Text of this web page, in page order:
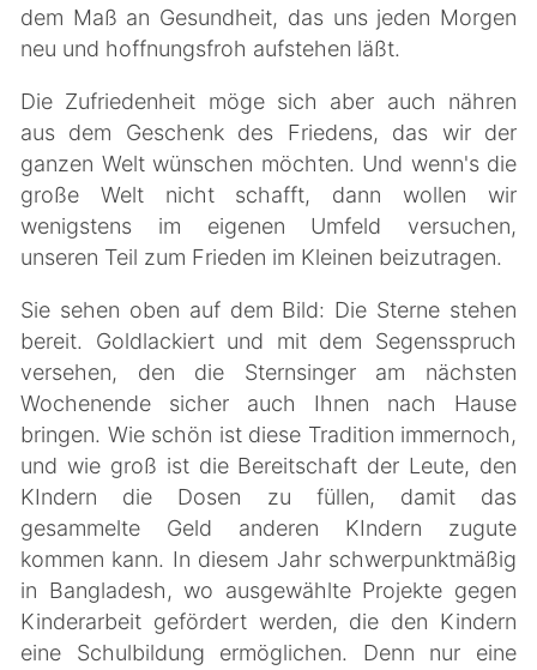
dem Maß an Gesundheit, das uns jeden Morgen
neu und hoffnungsfroh aufstehen läßt.
Die Zufriedenheit möge sich aber auch nähren
aus dem Geschenk des Friedens, das wir der
ganzen Welt wünschen möchten. Und wenn's die
große Welt nicht schafft, dann wollen wir
wenigstens im eigenen Umfeld versuchen,
unseren Teil zum Frieden im Kleinen beizutragen.
Sie sehen oben auf dem Bild: Die Sterne stehen
bereit. Goldlackiert und mit dem Segensspruch
versehen, den die Sternsinger am nächsten
Wochenende sicher auch Ihnen nach Hause
bringen. Wie schön ist diese Tradition immernoch,
und wie groß ist die Bereitschaft der Leute, den
KIndern die Dosen zu füllen, damit das
gesammelte Geld anderen KIndern zugute
kommen kann. In diesem Jahr schwerpunktmäßig
in Bangladesh, wo ausgewählte Projekte gegen
Kinderarbeit gefördert werden, die den Kindern
eine Schulbildung ermöglichen. Denn nur eine